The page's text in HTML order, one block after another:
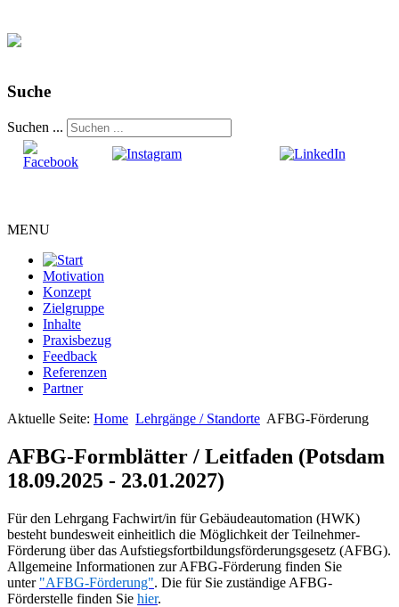
Suche
Suchen ...
MENU
Motivation
Konzept
Zielgruppe
Inhalte
Praxisbezug
Feedback
Referenzen
Partner
Aktuelle Seite: Home Lehrgänge / Standorte AFBG-Förderung
AFBG-Formblätter / Leitfaden (Potsdam
18.09.2025 - 23.01.2027)
Für den Lehrgang Fachwirt/in für Gebäudeautomation (HWK)
besteht bundesweit einheitlich die Möglichkeit der Teilnehmer-
Förderung über das Aufstiegsfortbildungsförderungsgesetz (AFBG).
Allgemeine Informationen zur AFBG-Förderung finden Sie
unter "AFBG-Förderung". Die für Sie zuständige AFBG-
Förderstelle finden Sie hier.